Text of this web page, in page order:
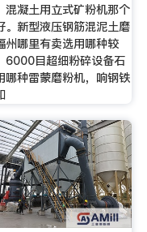
混凝土用立式矿粉机那个
。新型液压钢筋混泥土磨
州哪里有卖选用哪种较
6000目超细粉碎设备石
哪种雷蒙磨粉机，响钢铁